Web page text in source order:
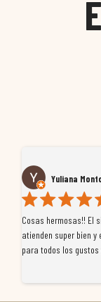
Yuliana
Cosas hermosas!! El
atienden super bien
para todos los